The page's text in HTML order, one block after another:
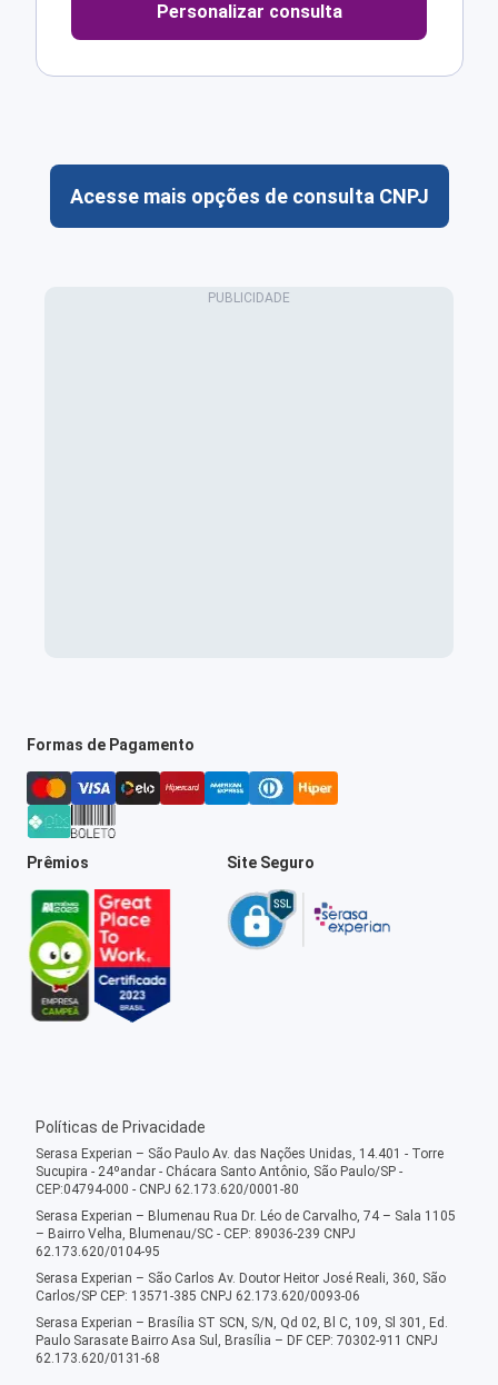
Personalizar consulta
Acesse mais opções de consulta CNPJ
Formas de Pagamento
Prêmios Site Seguro
Políticas de Privacidade
Serasa Experian – São Paulo Av. das Nações Unidas, 14.401 - Torre
Sucupira - 24ºandar - Chácara Santo Antônio, São Paulo/SP -
CEP:04794-000 - CNPJ 62.173.620/0001-80
Serasa Experian – Blumenau Rua Dr. Léo de Carvalho, 74 – Sala 1105
– Bairro Velha, Blumenau/SC - CEP: 89036-239 CNPJ
62.173.620/0104-95
Serasa Experian – São Carlos Av. Doutor Heitor José Reali, 360, São
Carlos/SP CEP: 13571-385 CNPJ 62.173.620/0093-06
Serasa Experian – Brasília ST SCN, S/N, Qd 02, Bl C, 109, Sl 301, Ed.
Paulo Sarasate Bairro Asa Sul, Brasília – DF CEP: 70302-911 CNPJ
62.173.620/0131-68